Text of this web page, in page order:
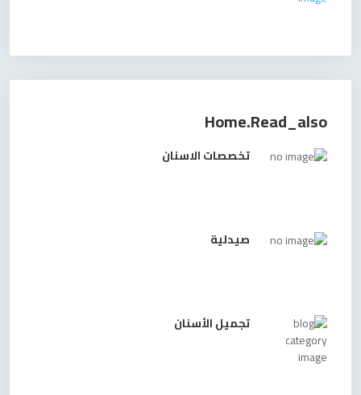
Home.read_also
تخصصات الاسنان
صيدلية
تجميل الأسنان